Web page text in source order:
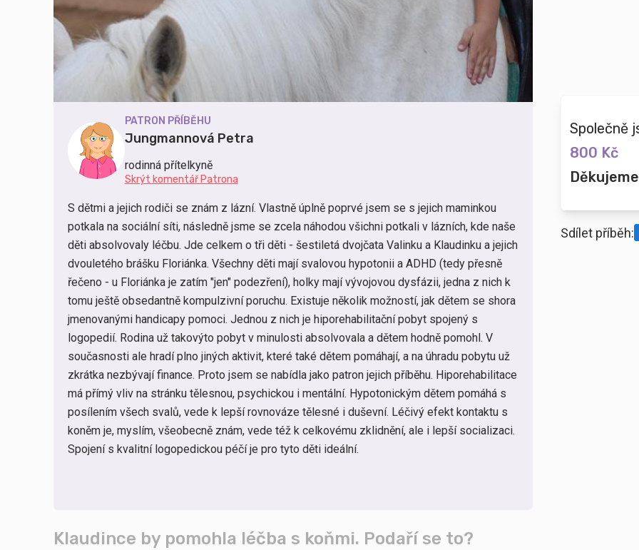
PATRON PŘÍBĚHU
Jungmannová Petra
rodinná přítelkyně
Skrýt komentář Patrona
S dětmi a jejich rodiči se znám z lázní. Vlastně úplně poprvé jsem se s jejich maminkou
potkala na sociální síti, následně jsme se zcela náhodou všichni potkali v lázních, kde naše
děti absolvovaly léčbu. Jde celkem o tři děti - šestiletá dvojčata Valinku a Klaudinku a jejich
dvouletého brášku Floriánka. Všechny děti mají svalovou hypotonii a ADHD (tedy přesně
řečeno - u Floriánka je zatím "jen" podezření), holky mají vývojovou dysfázii, jedna z nich k
tomu ještě obsedantně kompulzivní poruchu. Existuje několik možností, jak dětem se shora
jmenovanými handicapy pomoci. Jednou z nich je hiporehabilitační pobyt spojený s
logopedií. Rodina už takovýto pobyt v minulosti absolvovala a dětem hodně pomohl. V
současnosti ale hradí plno jiných aktivit, které také dětem pomáhají, a na úhradu pobytu už
zkrátka nezbývají finance. Proto jsem se nabídla jako patron jejich příběhu. Hiporehabilitace
má přímý vliv na stránku tělesnou, psychickou i mentální. Hypotonickým dětem pomáhá s
posílením všech svalů, vede k lepší rovnováze tělesné i duševní. Léčivý efekt kontaktu s
koněm je, myslím, všeobecně znám,vede též k celkovému zklidnění, ale i lepší socializaci.
Spojení s kvalitní logopedickou péčí je pro tyto děti ideální.
Společně
800 Kč
Sdílet příběh:
Klaudince by pomohla léčba s koňmi. Podaří se to?